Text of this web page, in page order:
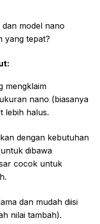
model nano
yang tepat?
mengklaim
nano (biasanya
lebih halus.
dengan kebutuhan
dibawa
cocok untuk
dan mudah diisi
nilai tambah).